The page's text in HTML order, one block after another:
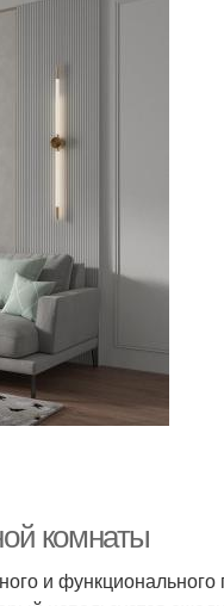
комнаты
и функционального